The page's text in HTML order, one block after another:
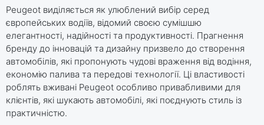
Peugeot виділяється як улюблений вибір серед
європейських водіїв, відомий своєю сумішшю
елегантності, надійності та продуктивності. Прагнення
бренду до інновацій та дизайну призвело до створення
автомобілів, які пропонують чудові враження від водіння,
економію палива та передові технології. Ці властивості
роблять вживані Peugeot особливо привабливими для
клієнтів, які шукають автомобілі, які поєднують стиль із
практичністю.